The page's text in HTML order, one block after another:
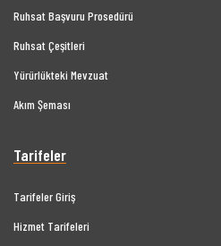
Ruhsat Başvuru Prosedürü
Ruhsat Çeşitleri
Yürürlükteki Mevzuat
Akım Şeması
Tarifeler
Tarifeler Giriş
Hizmet Tarifeleri